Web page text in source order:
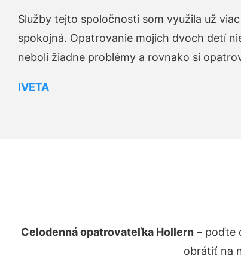
Služby tejto spoločnosti som využila už
spokojná. Opatrovanie mojich dvoch detí
neboli žiadne problémy a rovnako si
IVETA
Celodenná opatrovateľka Hollern – poďte
obrátiť na